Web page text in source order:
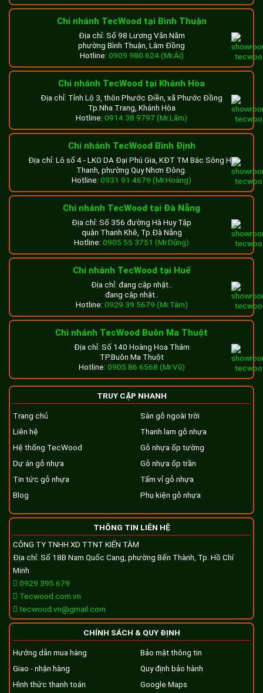
Chi nhánh TecWood tại Bình Thuận
Địa chỉ: Số 98 Lương Văn Năm
phường Bình Thuận, Lâm Đồng
Hotline: 0909 980 624 (Mr.Ái)
Chi nhánh TecWood tại Khánh Hòa
Địa chỉ: Tỉnh Lộ 3, thôn Phước Điền, xã Phước Đồng
Tp.Nha Trang, Khánh Hòa
Hotline: 0914 38 9797 (Mr.Lãm)
Chi nhánh TecWood Bình Định
Địa chỉ: Lô số 4 - LKO DA Đại Phú Gia, KĐT TM Bắc Sông Hà
Thanh, phường Quy Nhơn Đông.
Hotline: 0931 91 4679 (Mr.Hoàng)
Chi nhánh TecWood tại Đà Nẵng
Địa chỉ: Số 356 đường Hà Huy Tập
quận Thanh Khê, Tp.Đà Nẵng
Hotline: 0905 55 3751 (Mr.Dũng)
Chi nhánh TecWood tại Huế
Địa chỉ: đang cập nhật..
đang cập nhật..
Hotline: 0929 39 5679 (Mr.Tâm)
Chi nhánh TecWood Buôn Ma Thuột
Địa chỉ: Số 140 Hoàng Hoa Thám
TP.Buôn Ma Thuột
Hotline: 0905 86 6568 (Mr.Vũ)
TRUY CẬP NHANH
Trang chủ
Liên hệ
Hệ thống TecWood
Dự án gỗ nhựa
Tin tức gỗ nhựa
Blog
Sàn gỗ ngoài trời
Thanh lam gỗ nhựa
Gỗ nhựa ốp tường
Gỗ nhựa ốp trần
Tấm vỉ gỗ nhựa
Phụ kiện gỗ nhựa
THÔNG TIN LIÊN HỆ
CÔNG TY TNHH XD TTNT KIẾN TÂM
Địa chỉ: Số 18B Nam Quốc Cang, phường Bến Thành, Tp. Hồ Chí
Minh
0929 395 679
Tecwood.com.vn
tecwood.vn@gmail.com
CHÍNH SÁCH & QUY ĐỊNH
Hướng dẫn mua hàng
Giao - nhận hàng
Hình thức thanh toán
Bảo mật thông tin
Quy định bảo hành
Google Maps